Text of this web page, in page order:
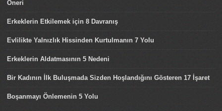
Öneri
Erkeklerin Etkilemek için 8 Davranış
Evlilikte Yalnızlık Hissinden Kurtulmanın 7 Yolu
Erkeklerin Aldatmasının 5 Nedeni
Bir Kadının İlk Buluşmada Sizden Hoşlandığını Gösteren 17 İşaret
Boşanmayı Önlemenin 5 Yolu